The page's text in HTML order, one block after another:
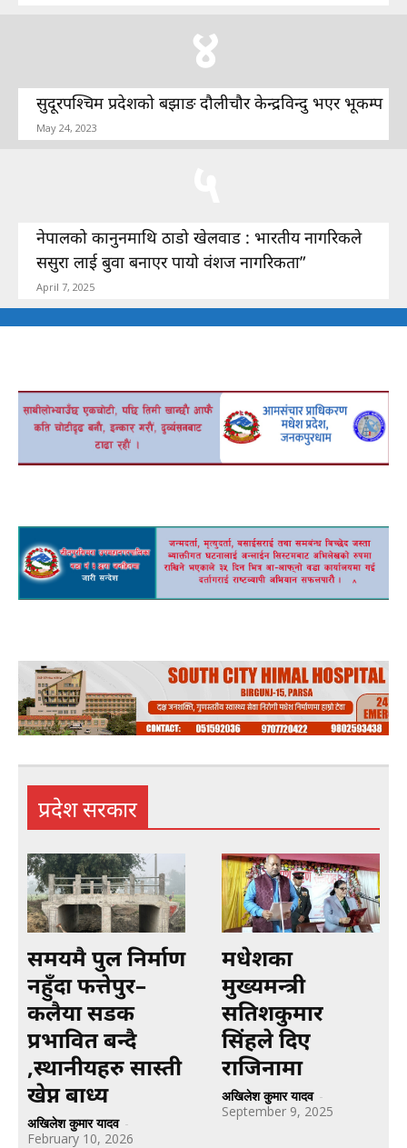
४
सुदूरपश्चिम प्रदेशको बझाङ दौलीचौर केन्द्रविन्दु भएर भूकम्प
May 24, 2023
नेपालको कानुनमाथि ठाडो खेलवाड : भारतीय नागरिकले
ससुरा लाई बुवा बनाएर पायो वंशज नागरिकता”
April 7, 2025
प्रदेश सरकार
समयमै पुल निर्माण
नहुँदा फत्तेपुर–
कलैया सडक
प्रभावित बन्दै
,स्थानीयहरु सास्ती
खेप्न बाध्य
अखिलेश कुमार यादव -
February 10, 2026
मधेशका
मुख्यमन्त्री
सतिशकुमार
सिंहले दिए
राजिनामा
अखिलेश कुमार यादव -
September 9, 2025